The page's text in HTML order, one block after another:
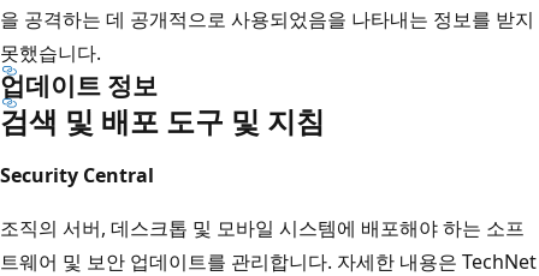
을 공격하는 데 공개적으로 사용되었음을 나타내는 정보를 받지
못했습니다.
업데이트 정보
검색 및 배포 도구 및 지침
Security Central
조직의 서버, 데스크톱 및 모바일 시스템에 배포해야 하는 소프
트웨어 및 보안 업데이트를 관리합니다. 자세한 내용은 TechNet